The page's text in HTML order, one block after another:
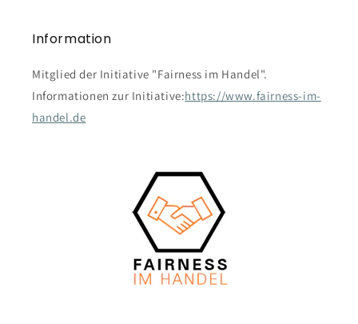
Information
Mitglied der Initiative "Fairness im Handel".
Informationen zur Initiative:https://www.fairness-im-
handel.de